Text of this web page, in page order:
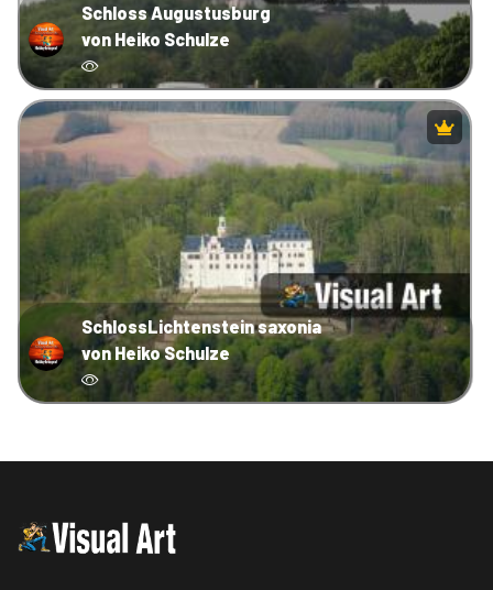
Schloss Augustusburg
von Heiko Schulze
SchlossLichtenstein saxonia
von Heiko Schulze